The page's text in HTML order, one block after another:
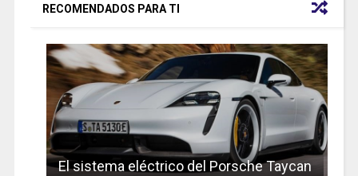
RECOMENDADOS PARA TI
El sistema eléctrico del Porsche Taycan